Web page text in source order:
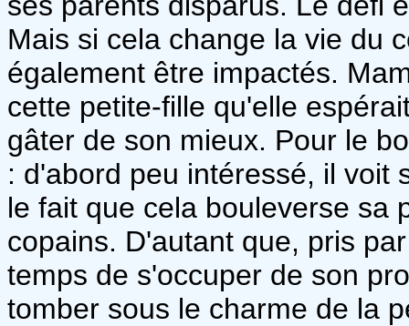
Mais si cela change la vie du
également être impactés.
cette petite-fille qu'elle
gâter de son mieux. Pour le
: d'abord peu intéressé, il voit
le fait que cela bouleverse sa
copains. D'autant que, pris
temps de s'occuper de son
tomber sous le charme de la